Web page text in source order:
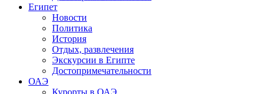
Египет
Новости
Политика
История
Отдых, развлечения
Экскурсии в Египте
Достопримечательности
ОАЭ
Курорты в ОАЭ